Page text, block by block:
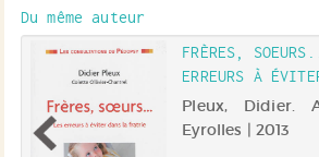
Du même auteur
FRÈRES,
ERREURS À
Pleux, Didier.
Eyrolles | 2013